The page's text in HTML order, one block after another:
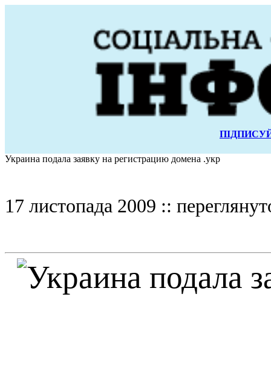
Украина подала заявку на регистрацию домена .укр
17 листопада 2009 ::